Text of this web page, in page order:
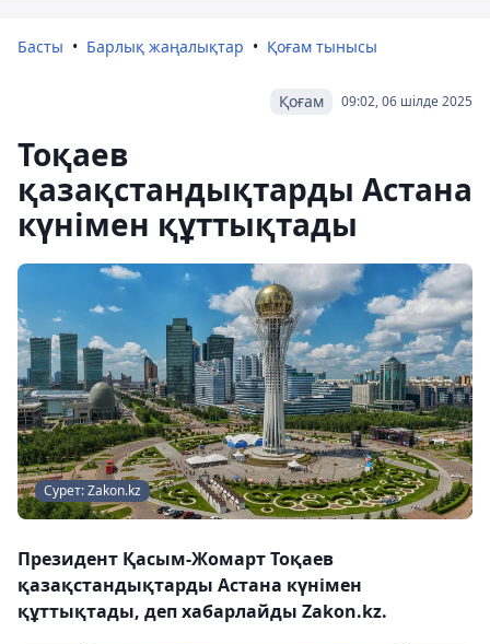
Басты Барлық жаңалықтар Қоғам тынысы
09:02, 06 шілде 2025
Қоғам
Тоқаев
қазақстандықтарды Астана
күнімен құттықтады
Сурет: Zakon.kz
Президент Қасым-Жомарт Тоқаев
қазақстандықтарды Астана күнімен
құттықтады, деп хабарлайды Zakon.kz.